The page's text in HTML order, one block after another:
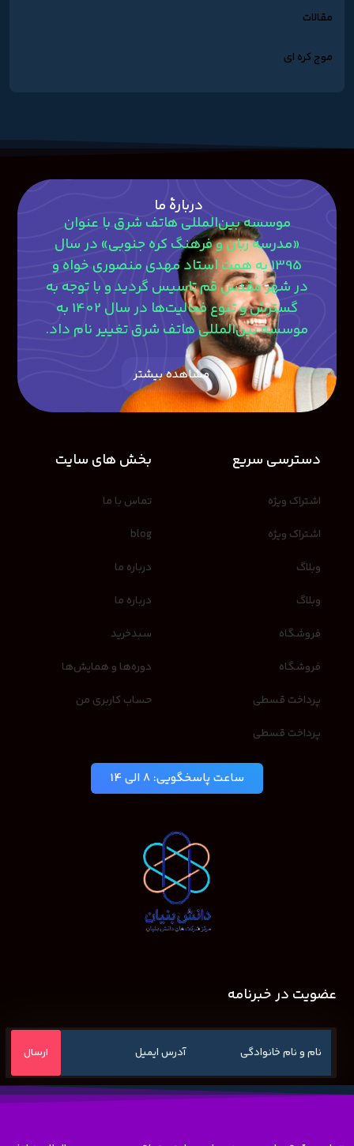
مقالات
موج کره ای
دربارۀ ما
موسسه بین‌المللی هاتف شرق با عنوان
«مدرسه زبان و فرهنگ کره جنوبی» در سال
1395 به همت استاد مهدی منصوری‎ خواه و
در شهر مقدس قم تاسیس گردید و با توجه به
گسترش و تنوع فعالیت‌ها در سال 1402 به
موسسه بین‌المللی هاتف شرق تغییر نام داد.
مشاهده بیشتر
دسترسی سریع
اشتراک ویژه
اشتراک ویژه
وبلاگ
وبلاگ
فروشگاه
فروشگاه
پرداخت قسطی
پرداخت قسطی
بخش های سایت
تماس با ما
blog
درباره ما
درباره ما
سبدخرید
دوره‌ها و همایش‌ها
حساب کاربری من
ساعت پاسخگویی: 8 الی 14
عضویت در خبرنامه